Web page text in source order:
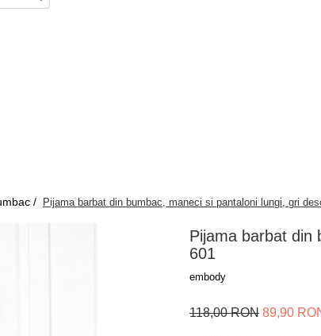
/ Pijama barbat din bumbac, maneci si pantaloni lungi, gri
Pijama barbat din
601
embody
118,00 RON 89,90